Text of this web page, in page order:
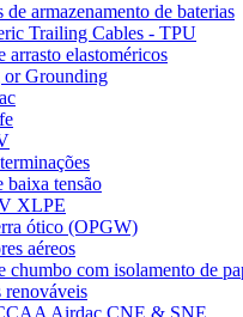
de armazenamento de baterias
Trailing Cables - TPU
arrasto elastoméricos
or Grounding
baixa tensão
XLPE
ótico (OPGW)
aéreos
chumbo com isolamento de
renováveis
Airdac CNE & SNE